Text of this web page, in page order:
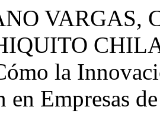
VARGAS,
la
en Empresas